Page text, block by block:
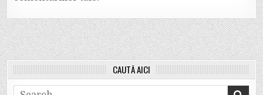
CAUTĂ AICI
Search